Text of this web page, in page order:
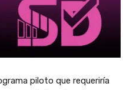
piloto que requeriría